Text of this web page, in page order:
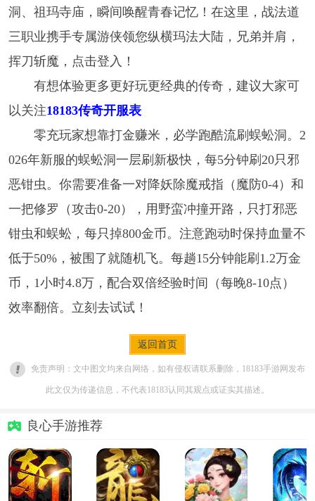
洞、祖玛寺庙，瞬间唤醒青春记忆！在这里，战法道
三职业携手专属游侠领您纵横玛法大陆，兄弟并肩，
挥刀斩魔，点击登入！
有想体验更多更好玩更经典的传奇，建议大家可
以关注18183传奇开服表
零充玩家想靠打金赚米，必学跑酷流刷蜈蚣洞。2
026年新服的蜈蚣洞一层刷新极快，每5分钟刷20只邪
恶钳虫。你需要准备一对降妖除魔戒指（魔防0-4）和
一把修罗（攻击0-20），用野蛮冲撞开路，只打邪恶
钳虫和蜈蚣，每只掉800金币。注意跑动时保持血量不
低于50%，被围了就随机飞。每趟15分钟能刷1.2万金
币，1小时4.8万，配合双倍经验时间（每晚8-10点）
效率翻倍。立刻去试试！
返回首页
免责声明：文中图文均来自网络，如有侵权请联系删除，18183手游网发布
此文仅为传递信息，不代表18183认同其观点或证实其描述。
良心手游推荐